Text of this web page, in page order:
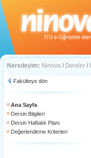
Neredeyim: Ninova / Dersler /
Fakülteye dön
Ana Sayfa
Dersin Bilgileri
Dersin Haftalık Planı
Değerlendirme Kriterleri